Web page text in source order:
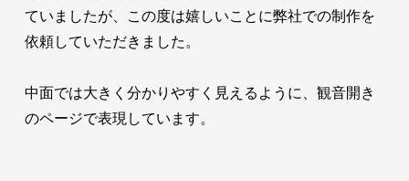
ていましたが、この度は嬉しいことに弊社での制作を
依頼していただきました。
中面では大きく分かりやすく見えるように、観音開き
のページで表現しています。